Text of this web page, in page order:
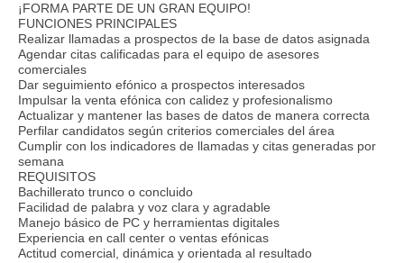
¡FORMA PARTE DE UN GRAN EQUIPO!
FUNCIONES PRINCIPALES
Realizar llamadas a prospectos de la base de datos asignada
Agendar citas calificadas para el equipo de asesores
comerciales
Dar seguimiento efónico a prospectos interesados
Impulsar la venta efónica con calidez y profesionalismo
Actualizar y mantener las bases de datos de manera correcta
Perfilar candidatos según criterios comerciales del área
Cumplir con los indicadores de llamadas y citas generadas por
semana
REQUISITOS
Bachillerato trunco o concluido
Facilidad de palabra y voz clara y agradable
Manejo básico de PC y herramientas digitales
Experiencia en call center o ventas efónicas
Actitud comercial, dinámica y orientada al resultado